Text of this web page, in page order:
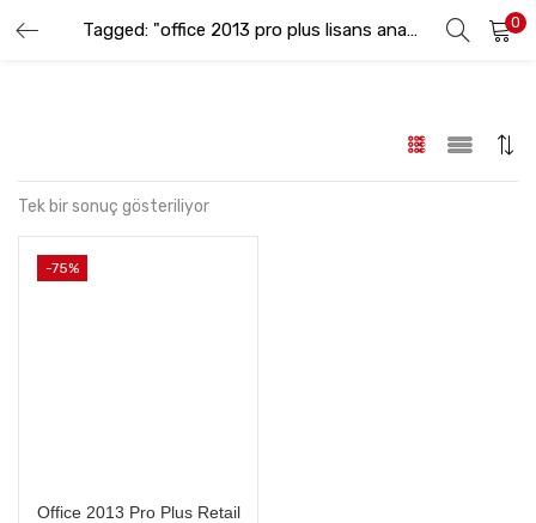
Tagged: "office 2013 pro plus lisans anahtarı" 0
GIRIŞ YAP KAYIT OL
Beni hatırla
Tek bir sonuç gösteriliyor
-75%
Office 2013 Pro Plus Retail